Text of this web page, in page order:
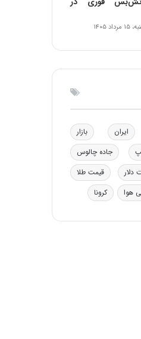
ر
ی
ی
ایران
بازار
جاده چالوس
دلار
قیمت طلا
هوا کرونا